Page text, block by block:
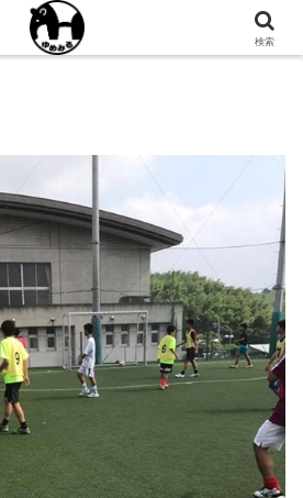
めみるオフィシャルサイト
検索